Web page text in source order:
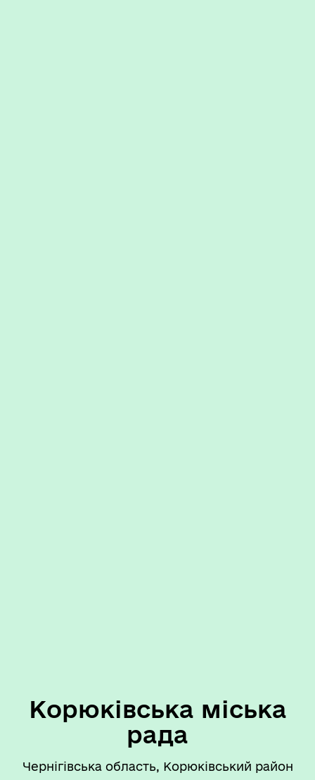
Корюківська міська
рада
Чернігівська область, Корюківський район